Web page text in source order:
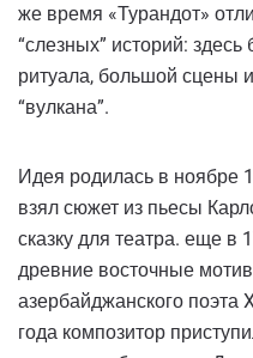
же время «Турандот»
“слезных” историй:
ритуала, большой сцены
“вулкана”.
Идея родилась в ноябре
взял сюжет из пьесы
сказку для театра. еще в
древние восточные
азербайджанского поэта
года композитор